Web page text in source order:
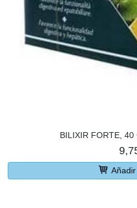
BILIXIR FORTE, 40